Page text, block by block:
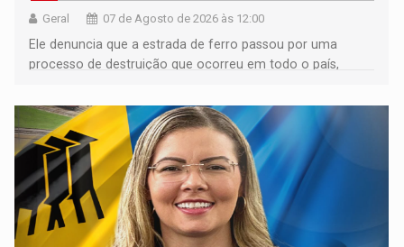
Geral 07 de Agosto de 2026 às 12:00
Ele denuncia que a estrada de ferro passou por uma
processo de destruição que ocorreu em todo o país,